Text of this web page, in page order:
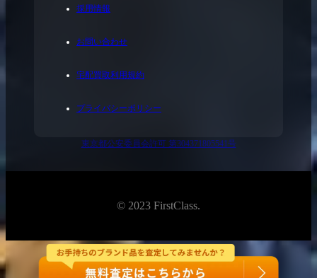
採用情報
お問い合わせ
宅配買取利用規約
プライバシーポリシー
東京都公安委員会許可 第304371805541号
© 2023 FirstClass.